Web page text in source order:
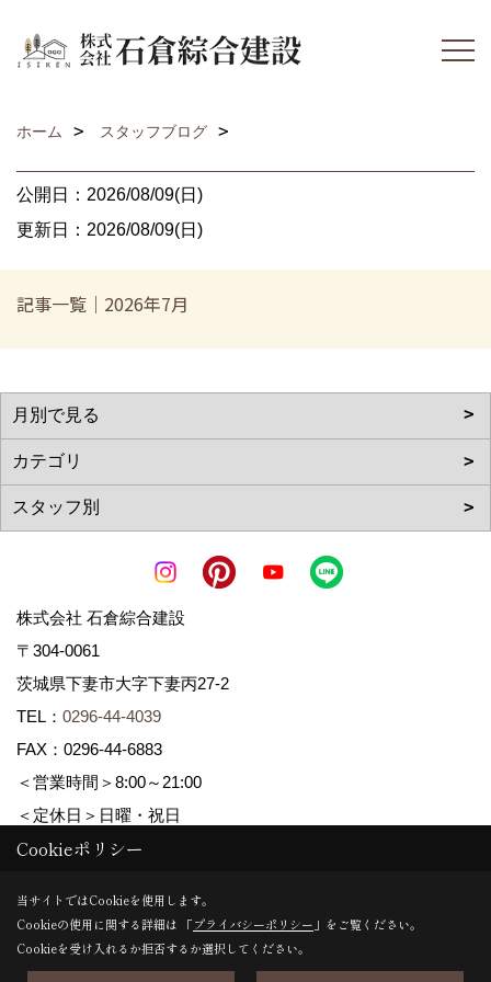
ホーム スタッフブログ
公開日：2026/08/09(日)
更新日：2026/08/09(日)
記事一覧｜2026年7月
株式会社 石倉綜合建設
〒304-0061
茨城県下妻市大字下妻丙27-2
TEL： 0296-44-4039
FAX：0296-44-6883
＜営業時間＞8:00～21:00
＜定休日＞日曜・祝日
Copyright (c) ISIKURA-SOGOKENSETSU. All Rights Reserved.
Produced byゴデスクリエイト
Cookieポリシー
当サイトではCookieを使用します。
Cookieの使用に関する詳細は 「プライバシーポリシー 」をご覧ください。
Cookieを受け入れるか拒否するか選択してください。